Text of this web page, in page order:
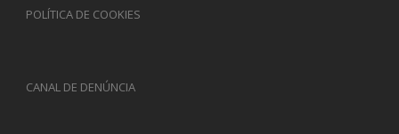
POLÍTICA DE COOKIES
CANAL DE DENÚNCIA